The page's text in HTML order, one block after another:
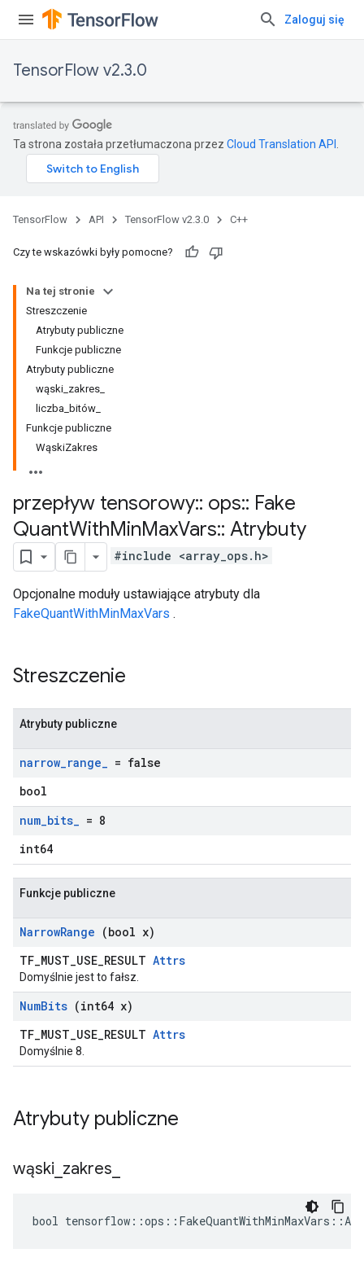
Zaloguj się
TensorFlow v2.3.0
Ta strona została przetłumaczona przez Cloud Translation API
TensorFlow API TensorFlow v2.3.0 C++
Czy te wskazówki były pomocne?
Na tej stronie
Streszczenie
Atrybuty publiczne
Funkcje publiczne
Atrybuty publiczne
wąski_zakres_
liczba_bitów_
Funkcje publiczne
WąskiZakres
przepływ tensorowy:: ops:: Fake
QuantWithMinMaxVars:: Atrybuty
#include <array_ops.h>
Opcjonalne moduły ustawiające atrybuty dla
FakeQuantWithMinMaxVars .
Streszczenie
Atrybuty publiczne
narrow_range_ = false
bool
num_bits_ = 8
int64
Funkcje publiczne
NarrowRange (bool x)
TF_MUST_USE_RESULT Attrs
Domyślnie jest to fałsz.
NumBits (int64 x)
TF_MUST_USE_RESULT Attrs
Domyślnie 8.
Atrybuty publiczne
wąski zakres
bool